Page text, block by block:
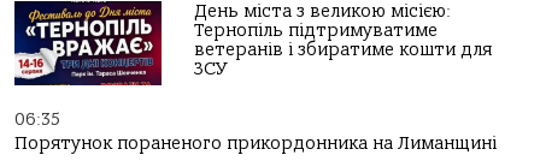
День міста з великою місією:
Тернопіль підтримуватиме
ветеранів і збиратиме кошти для
ЗСУ
06:35
Порятунок пораненого прикордонника на Лиманщині